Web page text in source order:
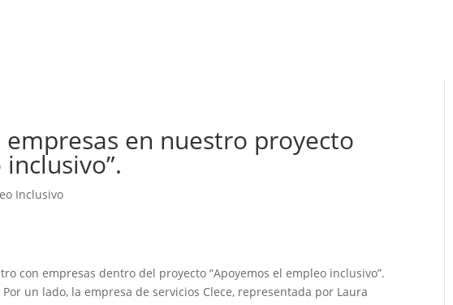
en nuestro proyecto
Inclusivo
con empresas dentro del proyecto “Apoyemos el empleo inclusivo”.
un lado, la empresa de servicios Clece, representada por Laura